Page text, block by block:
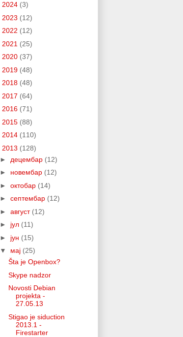
2024 (3)
2023 (12)
2022 (12)
2021 (25)
2020 (37)
2019 (48)
2018 (48)
2017 (64)
2016 (71)
2015 (88)
2014 (110)
2013 (128)
► децембар (12)
► новембар (12)
► октобар (14)
► септембар (12)
► август (12)
► јул (11)
► јун (15)
▼ мај (25)
Šta je Openbox?
Skype nadzor
Novosti Debian
projekta -
27.05.13
Stigao je siduction
2013.1 -
Firestarter